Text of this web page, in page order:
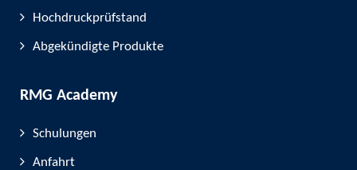
Hochdruckprüfstand
Abgekündigte Produkte
RMG Academy
Schulungen
Anfahrt